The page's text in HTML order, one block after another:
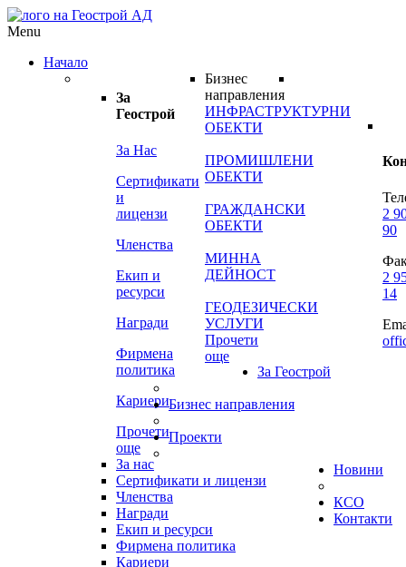
Menu
Начало
За
Геострой
За Нас
Сертификати
и
лицензи
Членства
Екип и
ресурси
Награди
Фирмена
политика
Кариери
Прочети
още
Бизнес
направления
ИНФРАСТРУКТУРНИ
ОБЕКТИ
ПРОМИШЛЕНИ
ОБЕКТИ
ГРАЖДАНСКИ
ОБЕКТИ
МИННА
ДЕЙНОСТ
ГЕОДЕЗИЧЕСКИ
УСЛУГИ
Прочети
още
2
90
2
14
За Геострой
За нас
Сертификати и лицензи
Членства
Награди
Екип и ресурси
Фирмена политика
Кариери
Бизнес направления
Проекти
Новини
КСО
Контакти